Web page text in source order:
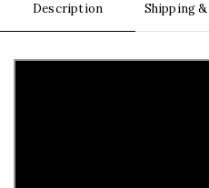
Description Shipping